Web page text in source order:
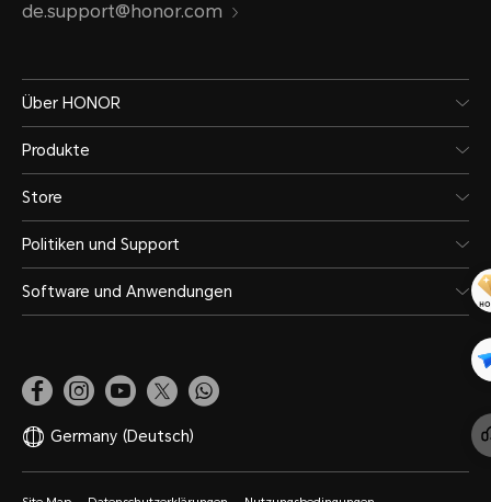
de.support@honor.com
Über HONOR
Produkte
Store
Politiken und Support
Software und Anwendungen
Germany (Deutsch)